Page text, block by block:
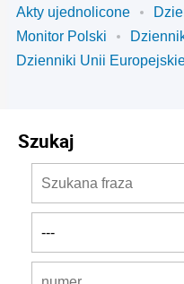
Akty ujednolicone
Monitor Polski
Dzienniki Unii
Szukaj